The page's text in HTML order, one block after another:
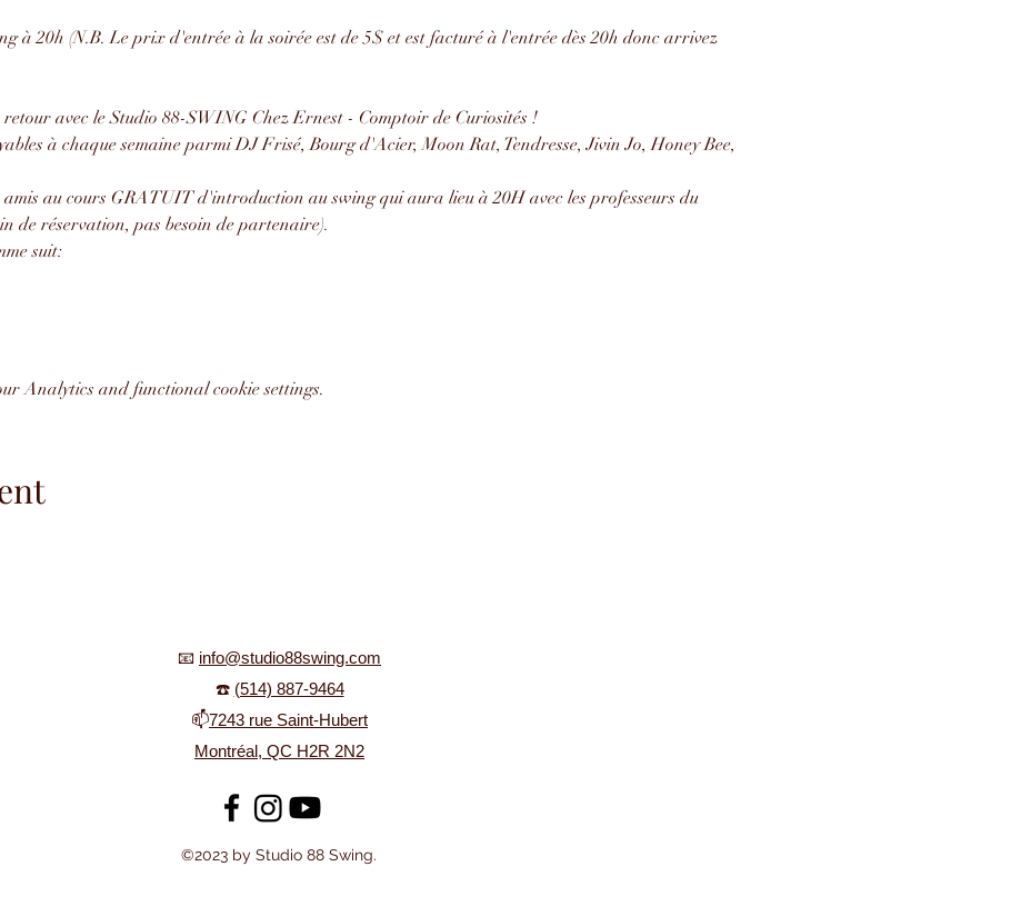
à 20h (N.B. Le prix d'entrée à la soirée est de 5$ et est facturé à l'entrée dès 20h donc arrivez
avec le Studio 88-SWING Chez Ernest - Comptoir de Curiosités !
à chaque semaine parmi DJ Frisé, Bourg d'Acier, Moon Rat, Tendresse, Jivin Jo, Honey Bee,
au cours GRATUIT d'introduction au swing qui aura lieu à 20H avec les professeurs du
de réservation, pas besoin de partenaire).
suit:
Analytics and functional cookie settings.
📧 info@studio88swing.com
☎️ (514) 887-9464
📫7243 rue Saint-Hubert
Montréal, QC H2R 2N2
©2023 by Studio 88 Swing.